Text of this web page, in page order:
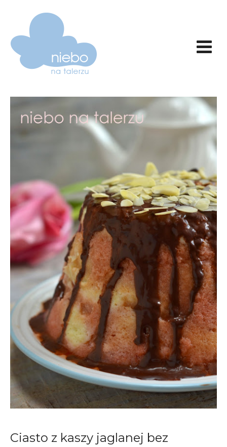
Ciasto z kaszy jaglanej bez